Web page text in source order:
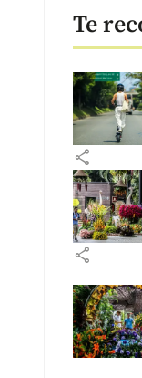
Te
share
share